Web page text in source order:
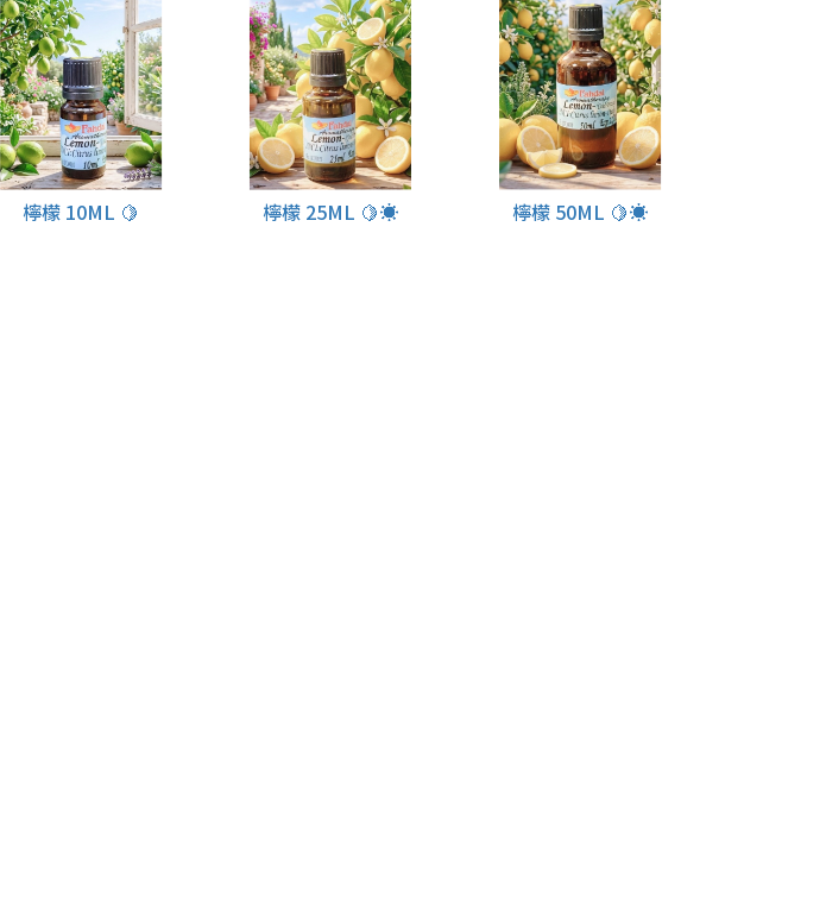
檸檬 10ML 🍋 檸檬 25ML 🍋☀️ 檸檬 50ML 🍋☀️